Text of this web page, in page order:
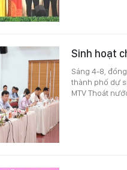
Sinh hoạt
Sáng 4-8,
thành phố dự
MTV Thoát